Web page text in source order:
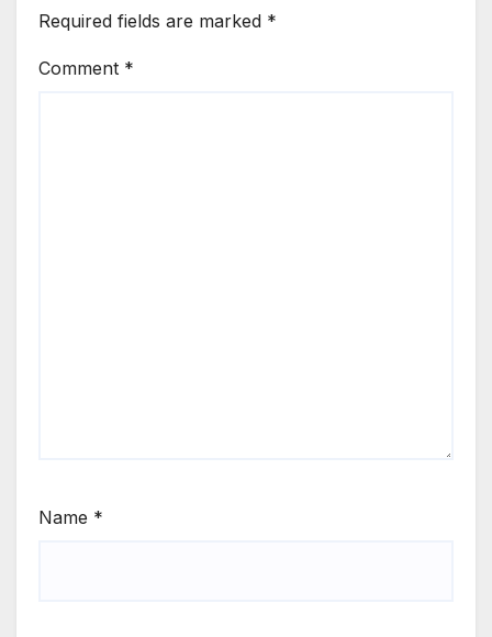
Required fields are marked *
Comment *
Name *